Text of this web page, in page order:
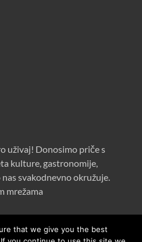
uživaj! Donosimo priče s
kulture, gastronomije,
svakodnevno okružuje.
mrežama
that we give you the best